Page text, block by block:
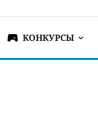
КОНКУРСЫ